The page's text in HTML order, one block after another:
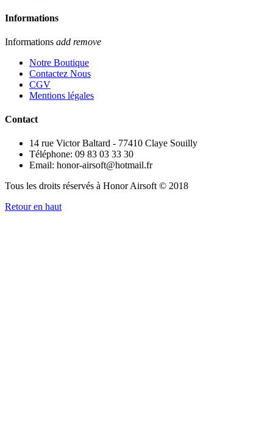
Informations
Informations add remove
Notre Boutique
Contactez Nous
CGV
Mentions légales
Contact
14 rue Victor Baltard - 77410 Claye Souilly
Téléphone: 09 83 03 33 30
Email: honor-airsoft@hotmail.fr
Tous les droits réservés à Honor Airsoft © 2018
Retour en haut